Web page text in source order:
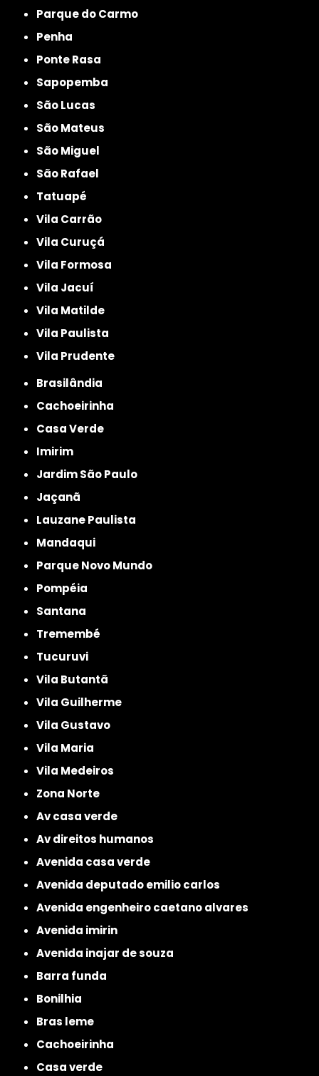
Parque do Carmo
Penha
Ponte Rasa
Sapopemba
São Lucas
São Mateus
São Miguel
São Rafael
Tatuapé
Vila Carrão
Vila Curuçá
Vila Formosa
Vila Jacuí
Vila Matilde
Vila Paulista
Vila Prudente
Brasilândia
Cachoeirinha
Casa Verde
Imirim
Jardim São Paulo
Jaçanã
Lauzane Paulista
Mandaqui
Parque Novo Mundo
Pompéia
Santana
Tremembé
Tucuruvi
Vila Butantã
Vila Guilherme
Vila Gustavo
Vila Maria
Vila Medeiros
Zona Norte
av casa verde
av direitos humanos
avenida casa verde
avenida deputado emilio carlos
avenida engenheiro caetano alvares
avenida imirin
avenida inajar de souza
barra funda
bonilhia
bras leme
cachoeirinha
casa verde